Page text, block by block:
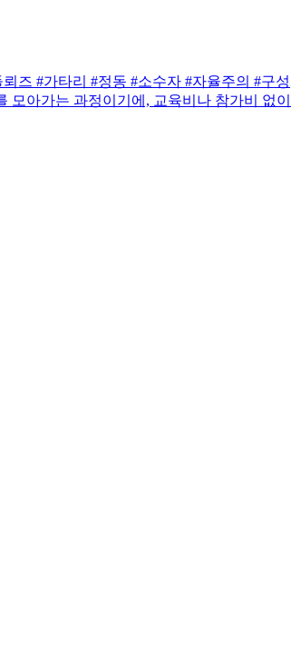
즈 #가타리 #정동 #소수자 #자율주의 #구성
아가는 과정이기에, 교육비나 참가비 없이